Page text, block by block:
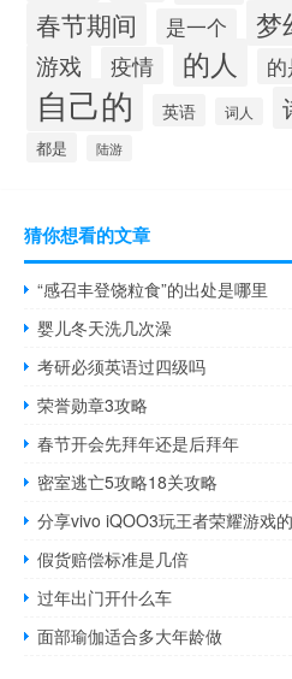
春节期间 是一个 梦
游戏 疫情 的人
自己的 英语 词人
都是 陆游
猜你想看的文章
“感召丰登饶粒食”的出处是哪里
婴儿冬天洗几次澡
考研必须英语过四级吗
荣誉勋章3攻略
春节开会先拜年还是后拜年
密室逃亡5攻略18关攻略
分享vivo iQOO3玩王者荣耀游戏
假货赔偿标准是几倍
过年出门开什么车
面部瑜伽适合多大年龄做